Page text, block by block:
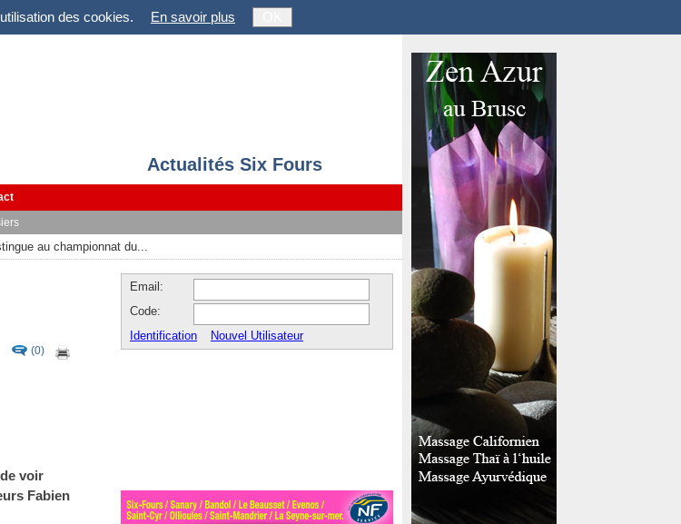
des cookies. En savoir plus
Actualités Six Fours
au championnat du...
(0)
voir
Fabien
Email:
Code:
Identification
Nouvel Utilisateur